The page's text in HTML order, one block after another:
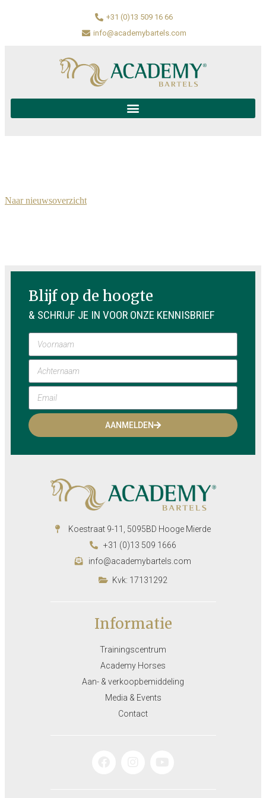
+31 (0)13 509 16 66
info@academybartels.com
Naar nieuwsoverzicht
Blijf op de hoogte
& SCHRIJF JE IN VOOR ONZE KENNISBRIEF
AANMELDEN
Koestraat 9-11, 5095BD Hooge Mierde
+31 (0)13 509 1666
info@academybartels.com
Kvk: 17131292
Informatie
Trainingscentrum
Academy Horses
Aan- & verkoopbemiddeling
Media & Events
Contact